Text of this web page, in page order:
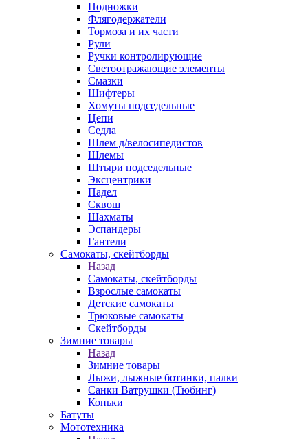
Подножки
Флягодержатели
Тормоза и их части
Рули
Ручки контролирующие
Светоотражающие элементы
Смазки
Шифтеры
Хомуты подседельные
Цепи
Седла
Шлем д/велосипедистов
Шлемы
Штыри подседельные
Эксцентрики
Падел
Сквош
Шахматы
Эспандеры
Гантели
Самокаты, скейтборды
Назад
Самокаты, скейтборды
Взрослые самокаты
Детские самокаты
Трюковые самокаты
Скейтборды
Зимние товары
Назад
Зимние товары
Лыжи, лыжные ботинки, палки
Санки Ватрушки (Тюбинг)
Коньки
Батуты
Мототехника